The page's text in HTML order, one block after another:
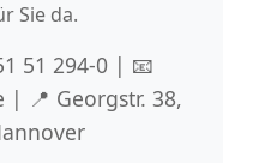
Sie da.
51 294-0 | 📧
| 📍 Georgstr. 38,